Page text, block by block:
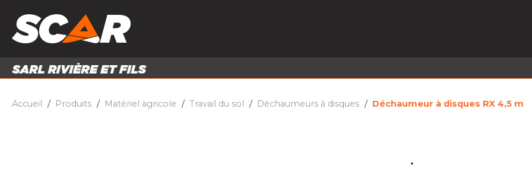
PIÈCES ET ACCESSOIRES
Accueil Produits Matériel agricole Travail du sol Déchaumeurs à disques Déchaumeur à disques RX 4,5 m